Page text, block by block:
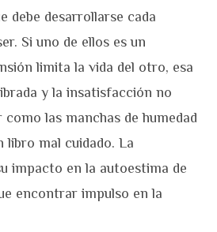
debe desarrollarse cada
Si uno de ellos es un
limita la vida del otro, esa
y la insatisfacción no
las manchas de humedad
libro mal cuidado. La
impacto en la autoestima de
encontrar impulso en la